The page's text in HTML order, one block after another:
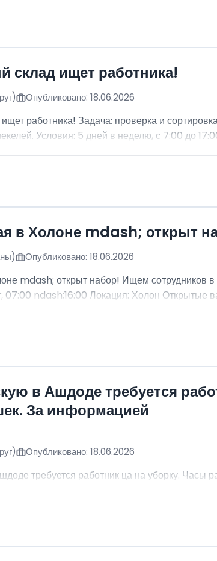
склад ищет работника!
Опубликовано: 18.06.2026
работника! Задача: проверка и
Условия: 5 дней в неделю, с 7:00 до
в Холоне mdash; открыт
Опубликовано: 18.06.2026
mdash; открыт набор! Ищем
07:00 ndash;16:00 Локация: Холон Открытые
в Ашдоде требуется
За информацией
Опубликовано: 18.06.2026
требуется работник ца на уборку.